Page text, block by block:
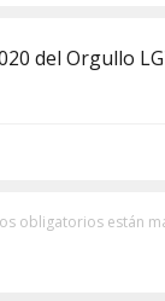
del Orgullo
obligatorios están